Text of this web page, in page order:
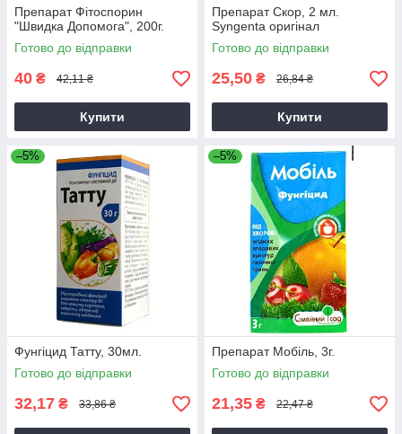
Препарат Фітоспорин
"Швидка Допомога", 200г.
Готово до відправки
40 ₴ 42,11 ₴
Купити
Препарат Скор, 2 мл.
Syngenta оригінал
Готово до відправки
25,50 ₴ 26,84 ₴
Купити
–5%
Фунгіцид Татту, 30мл.
Готово до відправки
32,17 ₴ 33,86 ₴
–5%
Препарат Мобіль, 3г.
Готово до відправки
21,35 ₴ 22,47 ₴